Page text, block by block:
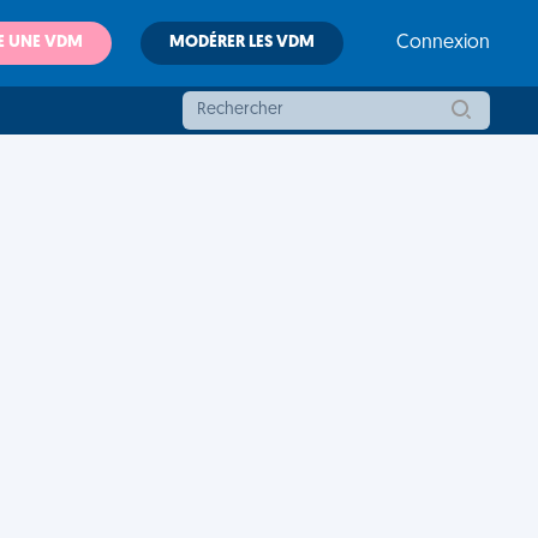
UNE VDM MODÉRER LES VDM Connexion